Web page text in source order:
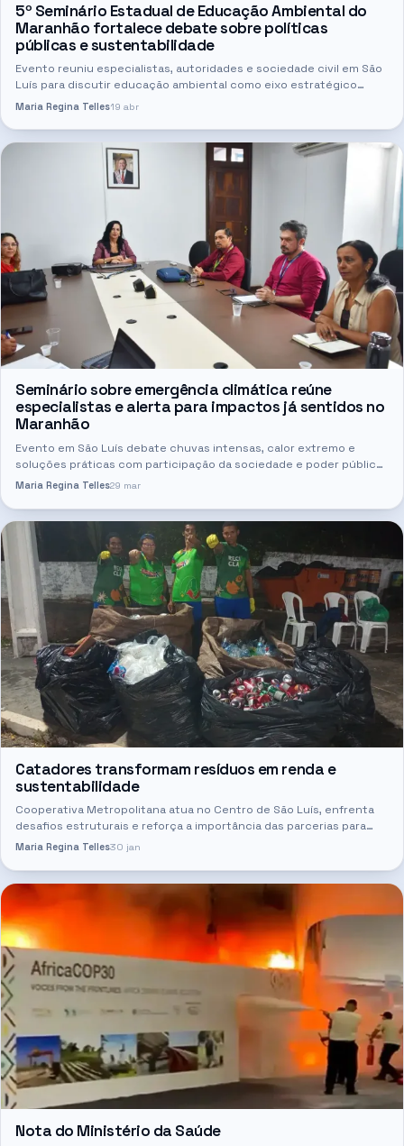
5º Seminário Estadual de Educação Ambiental do
Maranhão fortalece debate sobre políticas
públicas e sustentabilidade
Evento reuniu especialistas, autoridades e sociedade civil em São
Luís para discutir educação ambiental como eixo estratégico
diante das mudanças climáticas Autoridades, membros do Fórum…
Maria Regina Telles19 abr
Seminário sobre emergência climática reúne
especialistas e alerta para impactos já sentidos no
Maranhão
Evento em São Luís debate chuvas intensas, calor extremo e
soluções práticas com participação da sociedade e poder público
O avanço dos eventos climáticos extremos no Maranhão — como
Maria Regina Telles29 mar
Catadores transformam resíduos em renda e
sustentabilidade
Cooperativa Metropolitana atua no Centro de São Luís, enfrenta
desafios estruturais e reforça a importância das parcerias para
fortalecer a reciclagem e a economia solidária A Cooperativa…
Maria Regina Telles30 jan
Nota do Ministério da Saúde